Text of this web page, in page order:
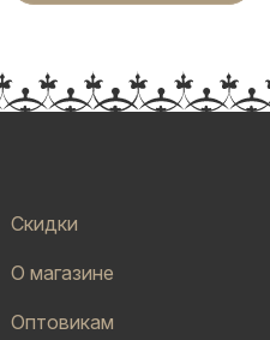
Скидки
О магазине
Оптовикам